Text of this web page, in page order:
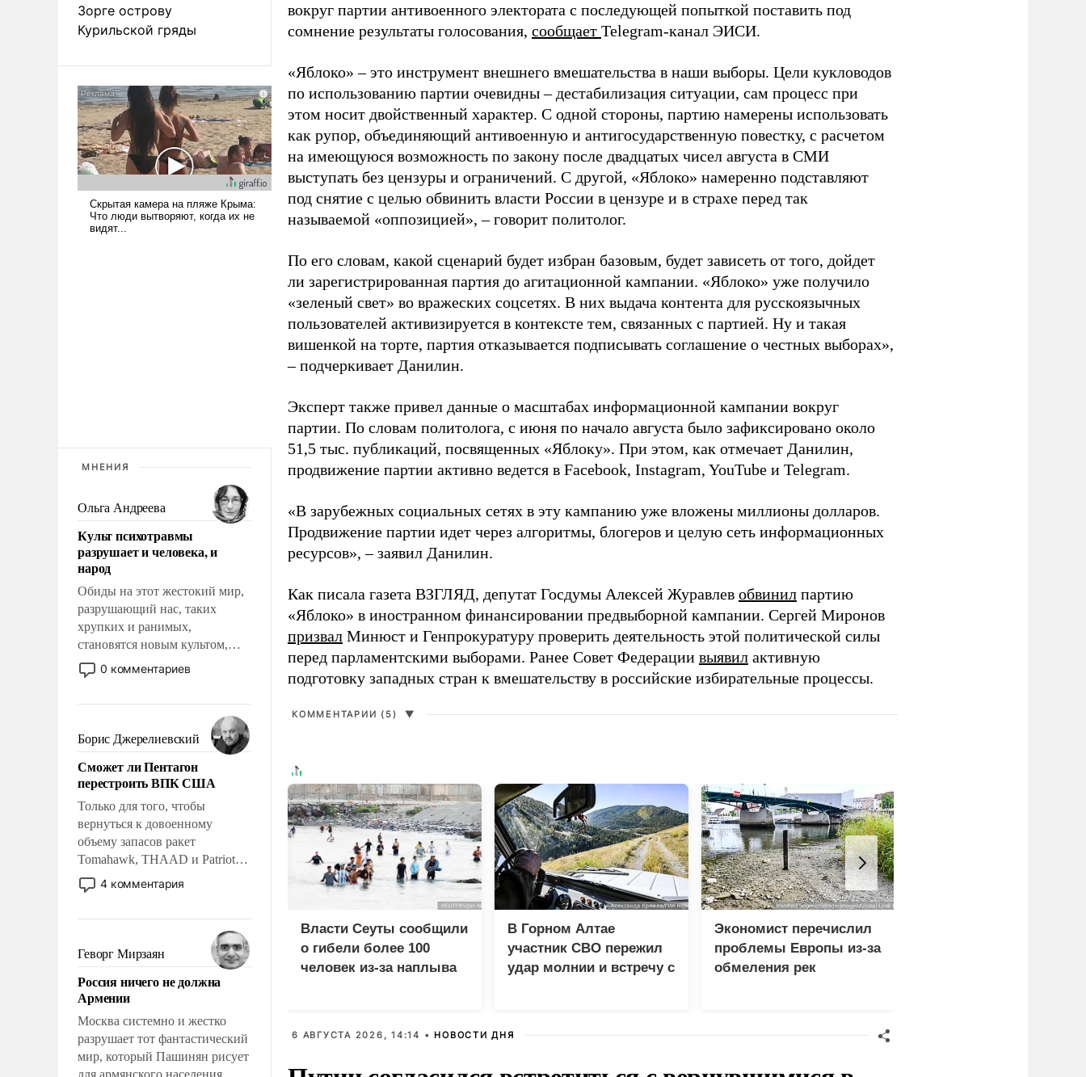
Зорге острову
Курильской гряды
МНЕНИЯ
Ольга Андреева
Культ психотравмы
разрушает и человека, и
народ
Обиды на этот жестокий мир,
разрушающий нас, таких
хрупких и ранимых,
становятся новым культом,
постепенно вытесняя и
отменяя традиционное
мужественным и твердым под
ударами судьбы, брать на себя
ответственность, помогать
слабым, идти вперед и
адаптироваться.
0 комментариев
Борис Джерелиевский
Сможет ли Пентагон
перестроить ВПК США
Только для того, чтобы
вернуться к довоенному
объему запасов ракет
Tomahawk, THAAD и Patriot
США потребуется более трех
лет. Даже небольшая война с
Сложившаяся ситуация
означает многолетний период
уязвимости США, например,
перед Китаем.
4 комментария
Геворг Мирзаян
Россия ничего не должна
Армении
Москва системно и жестко
разрушает тот фантастический
мир, который Пашинян рисует
для армянского населения.
вокруг партии антивоенного электората с последующей попыткой поставить под
сомнение результаты голосования, сообщает Telegram-канал ЭИСИ.
«Яблоко» – это инструмент внешнего вмешательства в наши выборы. Цели кукловодов
по использованию партии очевидны – дестабилизация ситуации, сам процесс при
этом носит двойственный характер. С одной стороны, партию намерены использовать
как рупор, объединяющий антивоенную и антигосударственную повестку, с расчетом
на имеющуюся возможность по закону после двадцатых чисел августа в СМИ
выступать без цензуры и ограничений. С другой, «Яблоко» намеренно подставляют
под снятие с целью обвинить власти России в цензуре и в страхе перед так
называемой «оппозицией», – говорит политолог.
По его словам, какой сценарий будет избран базовым, будет зависеть от того, дойдет
ли зарегистрированная партия до агитационной кампании. «Яблоко» уже получило
«зеленый свет» во вражеских соцсетях. В них выдача контента для русскоязычных
пользователей активизируется в контексте тем, связанных с партией. Ну и такая
вишенкой на торте, партия отказывается подписывать соглашение о честных выборах»,
– подчеркивает Данилин.
Эксперт также привел данные о масштабах информационной кампании вокруг
партии. По словам политолога, с июня по начало августа было зафиксировано около
51,5 тыс. публикаций, посвященных «Яблоку». При этом, как отмечает Данилин,
продвижение партии активно ведется в Facebook, Instagram, YouTube и Telegram.
«В зарубежных социальных сетях в эту кампанию уже вложены миллионы долларов.
Продвижение партии идет через алгоритмы, блогеров и целую сеть информационных
ресурсов», – заявил Данилин.
Как писала газета ВЗГЛЯД, депутат Госдумы Алексей Журавлев обвинил партию
«Яблоко» в иностранном финансировании предвыборной кампании. Сергей Миронов
призвал Минюст и Генпрокуратуру проверить деятельность этой политической силы
перед парламентскими выборами. Ранее Совет Федерации выявил активную
подготовку западных стран к вмешательству в российские избирательные процессы.
КОММЕНТАРИИ (5) ▼
Власти Сеуты сообщили
о гибели более 100
человек из-за наплыва
В Горном Алтае
участник СВО пережил
удар молнии и встречу с
Экономист перечислил
проблемы Европы из-за
обмеления рек
6 АВГУСТА 2026, 14:14 • НОВОСТИ ДНЯ